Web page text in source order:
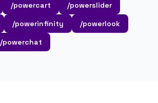
/powercart
/powerslider
/powerinfinity
/powerlook
/powerchat